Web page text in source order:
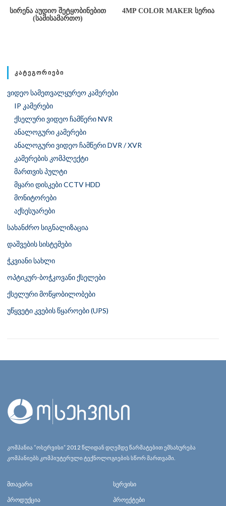
ᲡᲘᲠᲔᲜᲐ ᲐᲣᲓᲘᲝ ᲨᲔᲢᲧᲝᲑᲘᲜᲔᲑᲘᲗ
(ᲡᲐᲛᲘᲡᲐᲛᲐᲠᲗᲝ)
4MP COLOR MAKER ᲡᲔᲠᲘᲐ
ᲙᲐᲢᲔᲒᲝᲠᲘᲔᲑᲘ
ვიდეო სამეთვალყურეო კამერები
IP კამერები
ქსელური ვიდეო ჩამწერი NVR
ანალოგური კამერები
ანალოგური ვიდეო ჩამწერი DVR / XVR
კამერების კომპლექტი
მართვის პულტი
მყარი დისკები CCTV HDD
მონიტორები
აქსესუარები
სახანძრო სიგნალიზაცია
დაშვების სისტემები
ჭკვიანი სახლი
ოპტიკურ-ბოჭკოვანი ქსელები
ქსელური მოწყობილობები
უწყვეტი კვების წყაროები (UPS)
კომპანია “ოსერვისი” 2012 წლიდან დღემდე წარმატებით ემსახურება
კომპანიებს კომპიუტერული ტექნოლოგიების სწორ მართვაში.
მთავარი სერვისი
პროდუქცია პროექტები